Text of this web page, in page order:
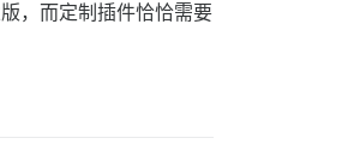
，而定制插件恰恰需要